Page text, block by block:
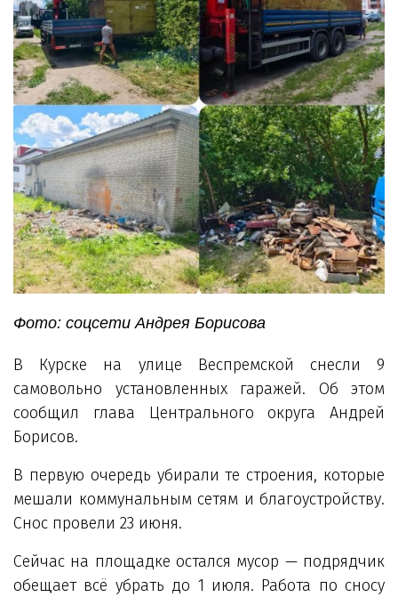
Фото: соцсети Андрея Борисова
В Курске на улице Веспремской снесли 9
самовольно установленных гаражей. Об этом
сообщил глава Центрального округа Андрей
Борисов.
В первую очередь убирали те строения, которые
мешали коммунальным сетям и благоустройству.
Снос провели 23 июня.
Сейчас на площадке остался мусор — подрядчик
обещает всё убрать до 1 июля. Работа по сносу